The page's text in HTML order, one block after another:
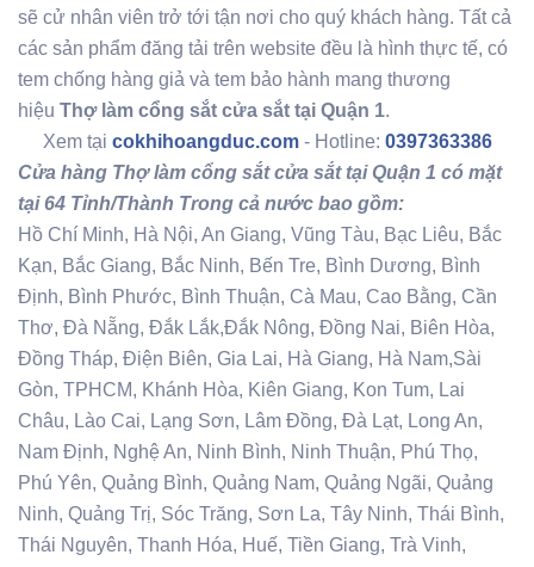
sẽ cử nhân viên trở tới tận nơi cho quý khách hàng. Tất cả
các sản phẩm đăng tải trên website đều là hình thực tế, có
tem chống hàng giả và tem bảo hành mang thương
hiệu Thợ làm cổng sắt cửa sắt tại Quận 1.
Xem tại cokhihoangduc.com- Hotline: 0397363386
Cửa hàng Thợ làm cổng sắt cửa sắt tại Quận 1 có mặt
tại 64 Tỉnh/Thành Trong cả nước bao gồm:
Hồ Chí Minh, Hà Nội, An Giang, Vũng Tàu, Bạc Liêu, Bắc
Kạn, Bắc Giang, Bắc Ninh, Bến Tre, Bình Dương, Bình
Định, Bình Phước, Bình Thuận, Cà Mau, Cao Bằng, Cần
Thơ, Đà Nẵng, Đắk Lắk,Đắk Nông, Đồng Nai, Biên Hòa,
Đồng Tháp, Điện Biên, Gia Lai, Hà Giang, Hà Nam,Sài
Gòn, TPHCM, Khánh Hòa, Kiên Giang, Kon Tum, Lai
Châu, Lào Cai, Lạng Sơn, Lâm Đồng, Đà Lạt, Long An,
Nam Định, Nghệ An, Ninh Bình, Ninh Thuận, Phú Thọ,
Phú Yên, Quảng Bình, Quảng Nam, Quảng Ngãi, Quảng
Ninh, Quảng Trị, Sóc Trăng, Sơn La, Tây Ninh, Thái Bình,
Thái Nguyên, Thanh Hóa, Huế, Tiền Giang, Trà Vinh,